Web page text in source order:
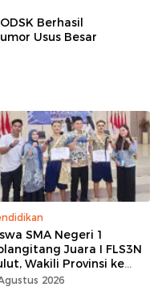
Berhasil
Usus Besar
SMA Negeri 1
Juara I FLS3N
Wakili Provinsi ke
Nasional
2026